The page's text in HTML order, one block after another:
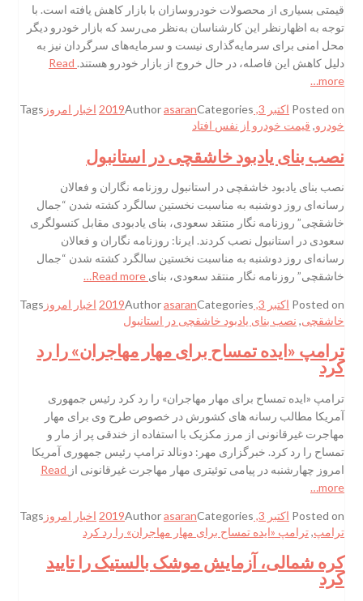
قیمتی بسیاری از محصولات خودروسازان با بازار کاهش یافته است. با
توجه به اظهارنظر این کارشناسان به‌نظر می‌رسد که بازار خودرو دیگر
محل امنی برای سرمایه‌گذاری نیست و سرمایه‌های سرگردان نیز به
دلیل کاهش این فاصله، در حال خروج از بازار خودرو هستند. Read
more…
Posted on اکتبر 3, 2019 AuthorasaranCategories اخبار امروز Tags
خودرو, قیمت خودرو از نفس افتاد
نصب بنای یادبود خاشقچی در استانبول
نصب بنای یادبود خاشقچی در استانبول روزنامه نگاران و فعالان
رسانه‌ای روز دوشنبه به مناسبت نخستین سالگرد کشته شدن “جمال
خاشقچی” روزنامه نگار منتقد سعودی، بنای یادبودی مقابل کنسولگری
سعودی در استانبول نصب کردند. ایرنا: روزنامه نگاران و فعالان
رسانه‌ای روز دوشنبه به مناسبت نخستین سالگرد کشته شدن “جمال
خاشقچی” روزنامه نگار منتقد سعودی، بنای
Posted on اکتبر 3, 2019 AuthorasaranCategories اخبار امروز Tags
خاشقچی, نصب بنای یادبود خاشقچی در استانبول
ترامپ «ایده تمساح برای مهار مهاجران» را رد
کرد
ترامپ «ایده تمساح برای مهار مهاجران» را رد کرد رئیس جمهوری
آمریکا مطالب رسانه های کشورش در خصوص طرح وی برای مهار
مهاجرت غیرقانونی از مرز مکزیک با استفاده از خندقی پر از مار و
تمساح را رد کرد. خبرگزاری مهر: دونالد ترامپ رئیس جمهوری آمریکا
امروز چهارشنبه در پیامی توئیتری مهار مهاجرت غیرقانونی از Read
more…
Posted on اکتبر 3, 2019 AuthorasaranCategories اخبار امروز Tags
ترامپ,ترامپ «ایده تمساح برای مهار مهاجران» را رد کرد
کره شمالی، آزمایش موشک بالستیک را تایید
کرد